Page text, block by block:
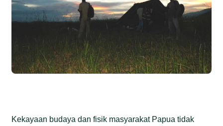
Kekayaan budaya dan fisik masyarakat Papua tidak